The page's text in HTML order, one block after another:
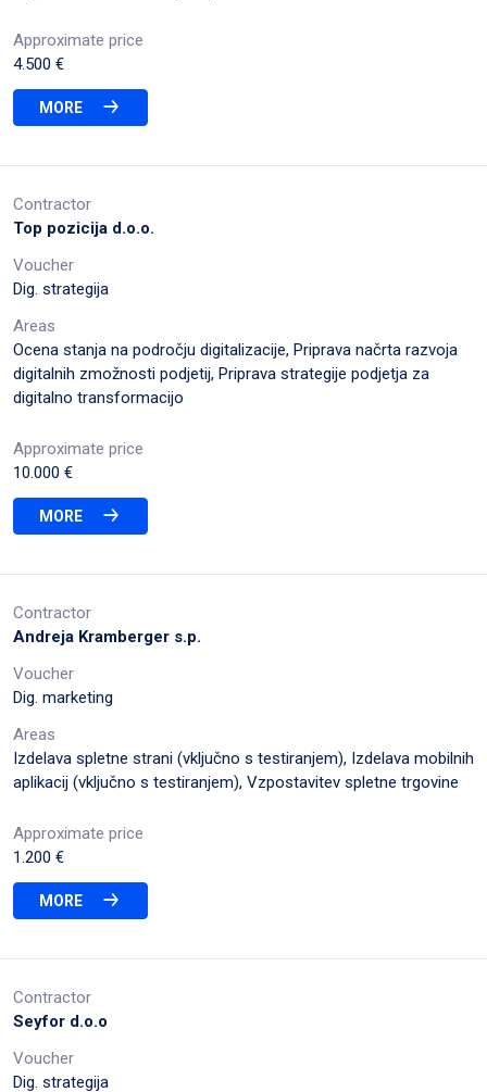
Approximate price
4.500 €
MORE
Contractor
Top pozicija d.o.o.
Voucher
Dig. strategija
Areas
Ocena stanja na področju digitalizacije, Priprava načrta razvoja
digitalnih zmožnosti podjetij, Priprava strategije podjetja za
digitalno transformacijo
Approximate price
10.000 €
MORE
Contractor
Andreja Kramberger s.p.
Voucher
Dig. marketing
Areas
Izdelava spletne strani (vključno s testiranjem), Izdelava mobilnih
aplikacij (vključno s testiranjem), Vzpostavitev spletne trgovine
Approximate price
1.200 €
MORE
Contractor
Seyfor d.o.o
Voucher
Dig. strategija